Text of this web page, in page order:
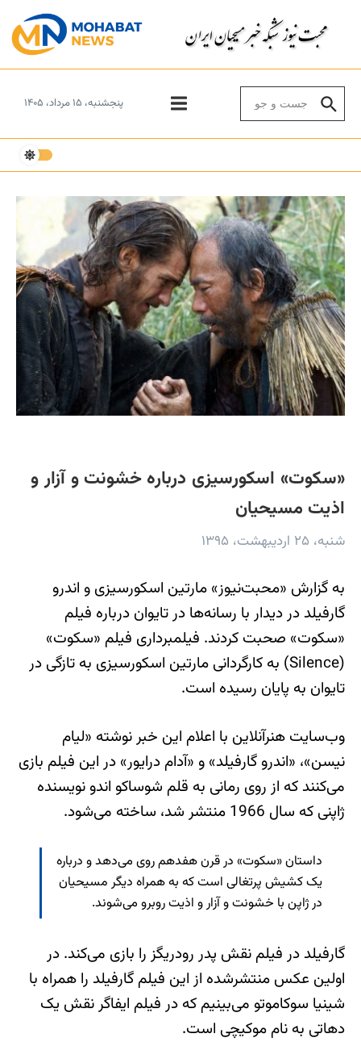
پنجشنبه، ۱۵ مرداد، ۱۴۰۵
«سکوت» اسکورسیزی درباره خشونت و آزار و
اذیت مسیحیان
شنبه، ۲۵ اردیبهشت، ۱۳۹۵
به گزارش «محبت‌نیوز» مارتین اسکورسیزی و اندرو
گارفیلد در دیدار با رسانه‌ها در تایوان درباره فیلم
«سکوت» صحبت کردند. فیلمبرداری فیلم «سکوت»
(Silence) به کارگردانی مارتین اسکورسیزی به تازگی در
تایوان به پایان رسیده است.
وب‌سایت هنرآنلاین با اعلام این خبر نوشته «لیام
نیسن»، «اندرو گارفیلد» و «آدام درایور» در این فیلم بازی
می‌کنند که از روی رمانی به قلم شوساکو اندو نویسنده
ژاپنی که سال 1966 منتشر شد، ساخته می‌شود.
داستان «سکوت» در قرن هفدهم روی می‌دهد و درباره
یک کشیش پرتغالی است که به همراه دیگر مسیحیان
در ژاپن با خشونت و آزار و اذیت روبرو می‌شوند.
گارفیلد در فیلم نقش پدر رودریگز را بازی می‌کند. در
اولین عکس منتشرشده از این فیلم گارفیلد را همراه با
شینیا سوکاموتو می‌بینیم که در فیلم ایفاگر نقش یک
دهاتی به نام موکیچی است.